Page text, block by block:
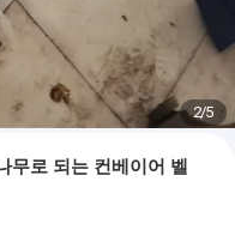
2/5
무로 되는 컨베이어 벨